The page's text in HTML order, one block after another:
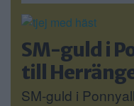
SM-guld i
till
SM-guld i